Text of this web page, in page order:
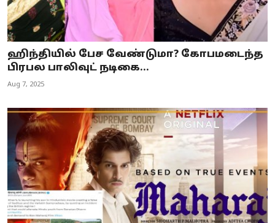
ஹிந்தியில் பேச வேண்டுமா? கோபமடைந்த
பிரபல பாலிவுட் நடிகை...
Aug 7, 2025